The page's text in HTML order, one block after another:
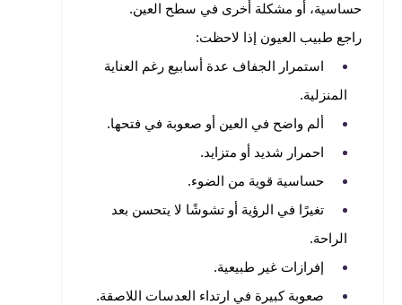
حساسية، أو مشكلة أخرى في سطح العين.
راجع طبيب العيون إذا لاحظت:
استمرار الجفاف عدة أسابيع رغم العناية
المنزلية.
ألم واضح في العين أو صعوبة في فتحها.
احمرار شديد أو متزايد.
حساسية قوية من الضوء.
تغيرًا في الرؤية أو تشوشًا لا يتحسن بعد
الراحة.
إفرازات غير طبيعية.
صعوبة كبيرة في ارتداء العدسات اللاصقة.